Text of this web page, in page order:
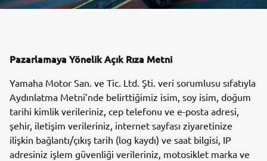
Pazarlamaya Yönelik Açık Rıza Metni
Yamaha Motor San. ve Tic. Ltd. Şti. veri sorumlusu sıfatıyla
Aydınlatma Metni’nde belirttiğimiz isim, soy isim, doğum
tarihi kimlik verileriniz, cep telefonu ve e-posta adresi,
şehir, iletişim verileriniz, internet sayfası ziyaretinize
ilişkin bağlantı/çıkış tarih (log kaydı) ve saat bilgisi, IP
adresiniz işlem güvenliği verileriniz, motosiklet marka ve